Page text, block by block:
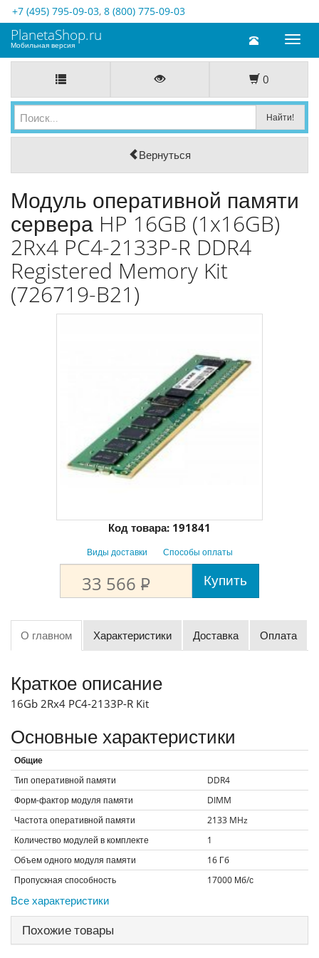
+7 (495) 795-09-03, 8 (800) 775-09-03
Toggle
PlanetaShop.ru
Мобильная версия
0
Вернуться
Модуль оперативной памяти
сервера HP 16GB (1x16GB)
2Rx4 PC4-2133P-R DDR4
Registered Memory Kit
(726719-B21)
Код товара: 191841
Виды доставки Способы оплаты
33 566 P Купить
О главном Характеристики Доставка Оплата
Краткое описание
16Gb 2Rx4 PC4-2133P-R Kit
Основные характеристики
Общие
Тип оперативной памяти
DDR4
Форм-фактор модуля памяти
DIMM
Частота оперативной памяти
2133 MHz
Количество модулей в комплекте
1
Объем одного модуля памяти
16 Гб
Пропускная способность
17000 Мб/с
Все характеристики
Похожие товары